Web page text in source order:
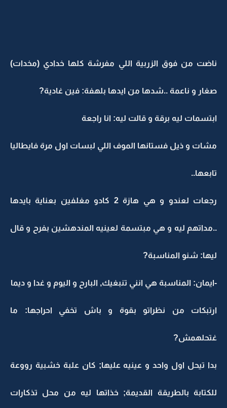
ناضت من فوق الزربية اللي مفرشة كلها خدادي (مخدات)
صغار و ناعمة ..شدها من ايدها بلهفة: فين غادية?
ابتسمات ليه برقة و قالت ليه: انا راجعة
مشات و ذيل فستانها الموف اللي لبسات اول مرة فايطاليا
تابعها..
رجعات لعندو و هي هازة 2 كادو مغلفين بعناية بايدها
..مداتهم ليه و هي مبتسمة لعينيه المندهشين بفرح و قال
ليها: شنو المناسبة?
-ايمان: المناسبة هي انني تنبغيك, البارح و اليوم و غدا و ديما
ارتبكات من نظراتو بقوة و باش تخفي احراجها: ما
غتحلهمش?
بدا تيحل اول واحد و عينيه عليها; كان علبة خشبية رووعة
للكتابة بالطريقة القديمة; خذاتها ليه من محل تذكارات